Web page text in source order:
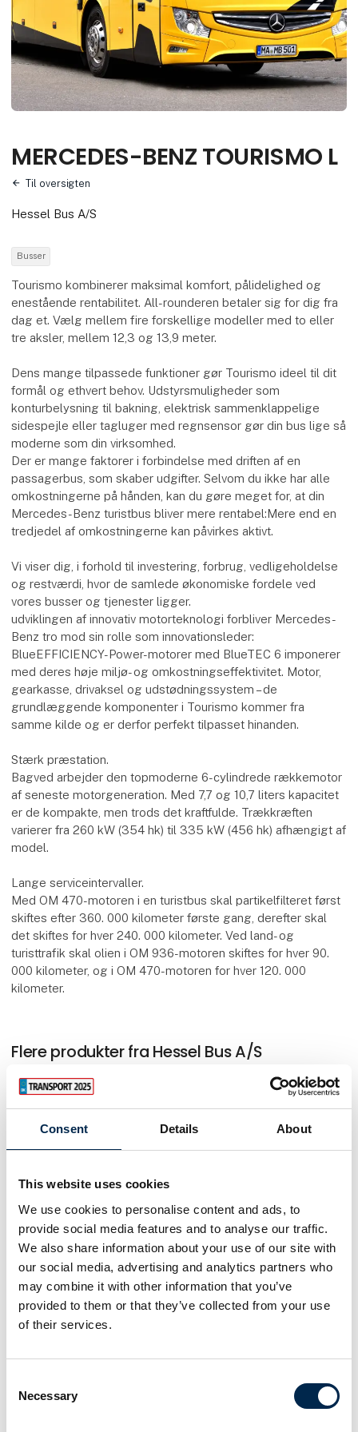
Consent Details About
This website uses cookies
We use cookies to personalise content and ads, to
provide social media features and to analyse our traffic.
We also share information about your use of our site with
our social media, advertising and analytics partners who
may combine it with other information that you’ve
provided to them or that they’ve collected from your use
of their services.
Selection
Necessary
MERCEDES-BENZ TOURISMO L
Til oversigten
Hessel Bus A/S
Busser
Tourismo kombinerer maksimal komfort, pålidelighed og
enestående rentabilitet. All-rounderen betaler sig for dig fra
dag et. Vælg mellem fire forskellige modeller med to eller
tre aksler, mellem 12,3 og 13,9 meter.
Dens mange tilpassede funktioner gør Tourismo ideel til dit
formål og ethvert behov. Udstyrsmuligheder som
konturbelysning til bakning, elektrisk sammenklappelige
sidespejle eller tagluger med regnsensor gør din bus lige så
moderne som din virksomhed.
Der er mange faktorer i forbindelse med driften af en
passagerbus, som skaber udgifter. Selvom du ikke har alle
omkostningerne på hånden, kan du gøre meget for, at din
Mercedes-Benz turistbus bliver mere rentabel:Mere end en
tredjedel af omkostningerne kan påvirkes aktivt.
Vi viser dig, i forhold til investering, forbrug, vedligeholdelse
og restværdi, hvor de samlede økonomiske fordele ved
vores busser og tjenester ligger.
udviklingen af ​​innovativ motorteknologi forbliver Mercedes-
Benz tro mod sin rolle som innovationsleder:
BlueEFFICIENCY-Power-motorer med BlueTEC 6 imponerer
med deres høje miljø- og omkostningseffektivitet. Motor,
gearkasse, drivaksel og udstødningssystem – de
grundlæggende komponenter i Tourismo kommer fra
samme kilde og er derfor perfekt tilpasset hinanden.
Stærk præstation.
Bagved arbejder den topmoderne 6-cylindrede rækkemotor
af seneste motorgeneration. Med 7,7 og 10,7 liters kapacitet
er de kompakte, men trods det kraftfulde. Trækkræften
varierer fra 260 kW (354 hk) til 335 kW (456 hk) afhængigt af
model.
Lange serviceintervaller.
Med OM 470-motoren i en turistbus skal partikelfilteret først
skiftes efter 360. 000 kilometer første gang, derefter skal
det skiftes for hver 240. 000 kilometer. Ved land- og
turisttrafik skal olien i OM 936-motoren skiftes for hver 90.
000 kilometer, og i OM 470-motoren for hver 120. 000
kilometer.
Flere produkter fra Hessel Bus A/S
På messen
DEN NYE SETRA 515 MULTICLASS
På messen
SETRA 517 HDH TOPCLASS
På messen
ALTAS AUTO BUSSINESLINE